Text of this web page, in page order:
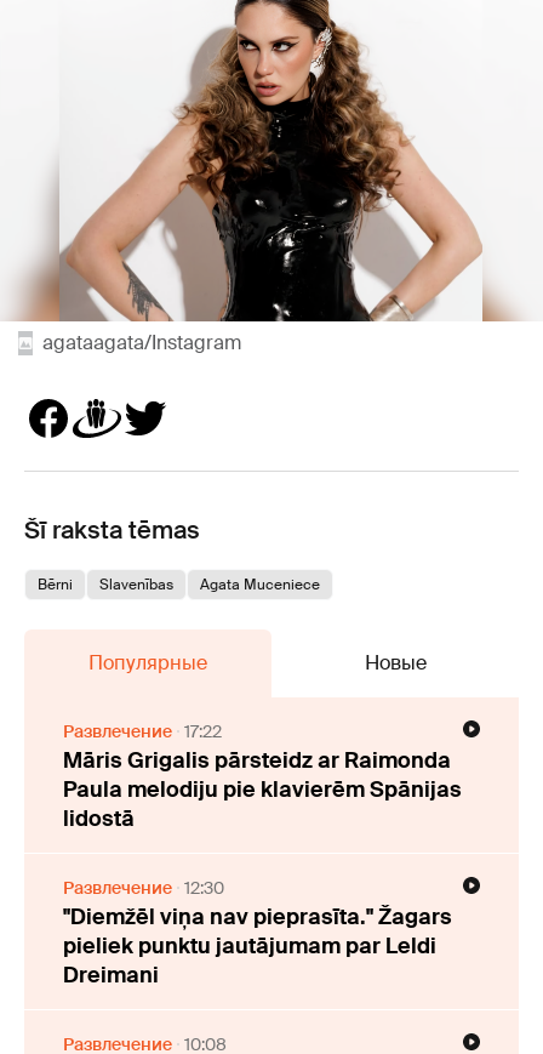
agataagata/Instagram
Šī raksta tēmas
Bērni Slavenības Agata Muceniece
Популярные Новые
Развлечение 17:22
Māris Grigalis pārsteidz ar Raimonda
Paula melodiju pie klavierēm Spānijas
lidostā
Развлечение 12:30
"Diemžēl viņa nav pieprasīta." Žagars
pieliek punktu jautājumam par Leldi
Dreimani
Развлечение 10:08